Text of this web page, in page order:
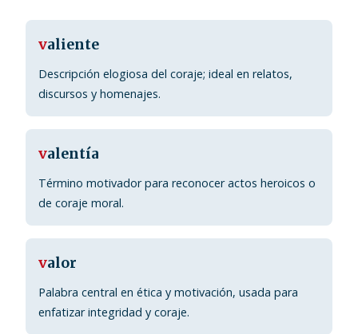
valiente
Descripción elogiosa del coraje; ideal en relatos,
discursos y homenajes.
valentía
Término motivador para reconocer actos heroicos o
de coraje moral.
valor
Palabra central en ética y motivación, usada para
enfatizar integridad y coraje.